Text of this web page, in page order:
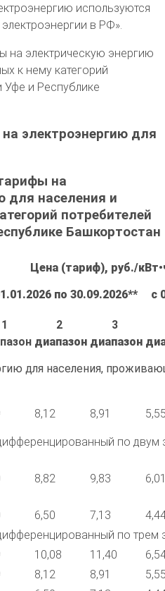
используются
в РФ».
на электрическую энергию
к нему категорий
Уфе и Республике
электроэнергию для
на
для населения и
потребителей
Башкортостан
Цена (тариф), руб./
по 30.09.2026** с
1
2
диапазон
3
диапазон
для населения,
8,12 8,91
по двум
8,82 9,83
6,50 7,13
по трем
10,08 11,40
8,12 8,91